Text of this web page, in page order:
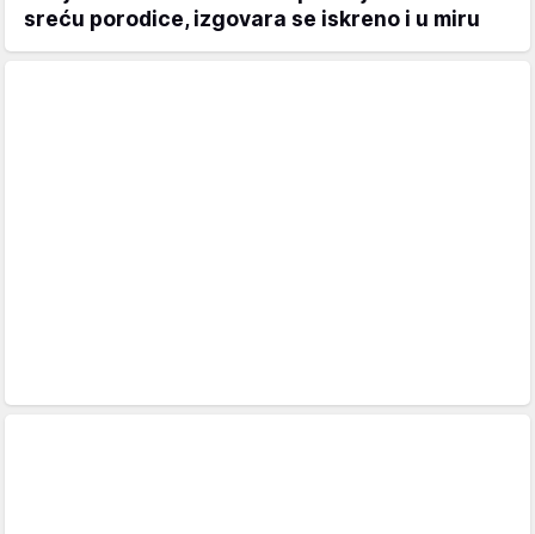
sreću porodice, izgovara se iskreno i u miru